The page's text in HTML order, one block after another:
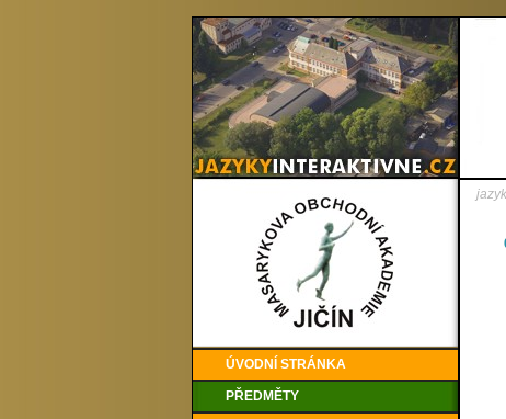
ÚVODNÍ STRÁNKA
PŘEDMĚTY